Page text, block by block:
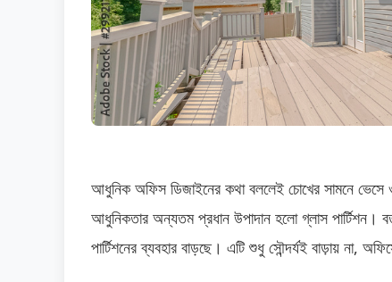
আধুনিক অফিস ডিজাইনের কথা বললেই চোখের সামনে
আধুনিকতার অন্যতম প্রধান উপাদান হলো গ্লাস পার্টিশন।
পার্টিশনের ব্যবহার বাড়ছে। এটি শুধু সৌন্দর্যই বাড়ায় না,